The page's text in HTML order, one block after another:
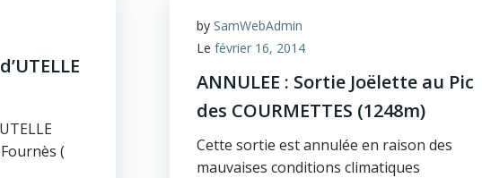
(
by SamWebAdmin
Le février 16, 2014
ANNULEE : Sortie Joëlette au Pic
des COURMETTES (1248m)
Cette sortie est annulée en raison des
mauvaises conditions climatiques